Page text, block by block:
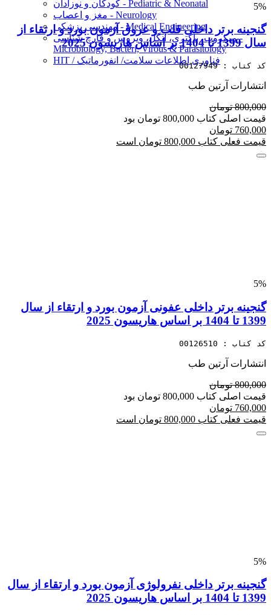
کودکان و نوزادان - Pediatric & Neonatal
مغز و اعصاب - Neurology
مهندسی پزشکی - Medical Engineering
میکروب، باکتری، انگل، ویروس و قارچ شناسی -
Microbiology, Bacteri, Virous & Parasitology
HIT / فناوری اطلاعات سلامت/ انفورماتیک
5%
گنجینه برتر داخلی قلب و عروق آزمون بورد و ارتقاء از
سال 1399 تا 1404 بر اساس هاریسون 2025
کد کتاب : 00127949
انتشارات آرتین طب
800,000 تومان
قیمت اصلی کتاب 800,000 تومان بود
760,000 تومان
قیمت فعلی کتاب 800,000 تومان است
5%
گنجینه برتر داخلی عفونی آزمون بورد و ارتقاء از سال
1399 تا 1404 بر اساس هاریسون 2025
کد کتاب : 00126510
انتشارات آرتین طب
800,000 تومان
قیمت اصلی کتاب 800,000 تومان بود
760,000 تومان
قیمت فعلی کتاب 800,000 تومان است
5%
گنجینه برتر داخلی نفرولوژی آزمون بورد و ارتقاء از سال
1399 تا 1404 بر اساس هاریسون 2025